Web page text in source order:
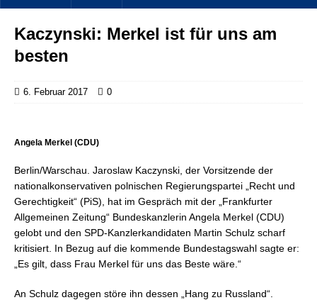
Kaczynski: Merkel ist für uns am
besten
6. Februar 2017 0
Angela Merkel (CDU)
Berlin/Warschau. Jaroslaw Kaczynski, der Vorsitzende der
nationalkonservativen polnischen Regierungspartei „Recht und
Gerechtigkeit“ (PiS), hat im Gespräch mit der „Frankfurter
Allgemeinen Zeitung“ Bundeskanzlerin Angela Merkel (CDU)
gelobt und den SPD-Kanzlerkandidaten Martin Schulz scharf
kritisiert. In Bezug auf die kommende Bundestagswahl sagte er:
„Es gilt, dass Frau Merkel für uns das Beste wäre.“
An Schulz dagegen störe ihn dessen „Hang zu Russland“.